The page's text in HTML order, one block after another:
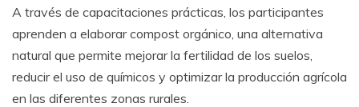
A través de capacitaciones prácticas, los participantes
aprenden a elaborar compost orgánico, una alternativa
natural que permite mejorar la fertilidad de los suelos,
reducir el uso de químicos y optimizar la producción agrícola
en las diferentes zonas rurales.